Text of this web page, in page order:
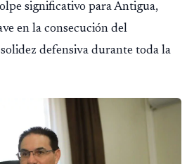
significativo para Antigua,
en la consecución del
defensiva durante toda la